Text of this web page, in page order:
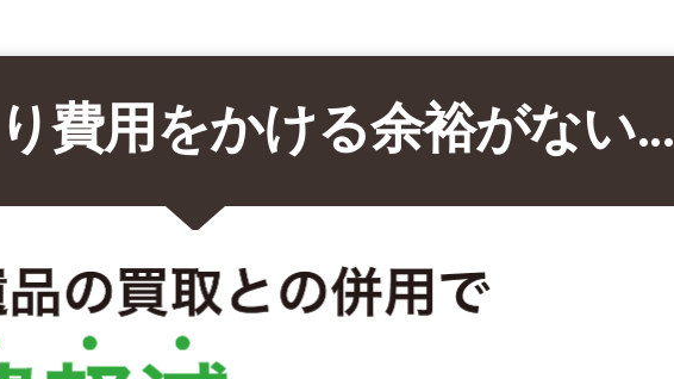
費用をかける余裕がない…